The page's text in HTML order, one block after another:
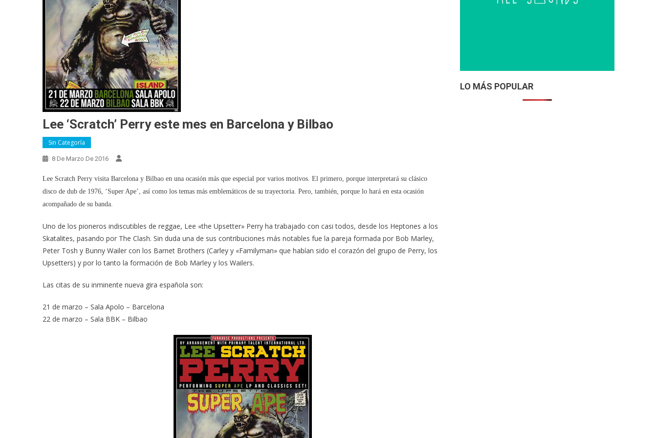
Lee ‘Scratch’ Perry este mes en Barcelona y Bilbao
Sin Categoría
8 De Marzo De 2016
Lee Scratch Perry visita Barcelona y Bilbao en una ocasión más que especial por varios motivos. El primero, porque interpretará su clásico
disco de dub de 1976, ‘Super Ape’, así como los temas más emblemáticos de su trayectoria. Pero, también, porque lo hará en esta ocasión
acompañado de su banda.
Uno de los pioneros indiscutibles de reggae, Lee «the Upsetter» Perry ha trabajado con casi todos, desde los Heptones a los
Skatalites, pasando por The Clash. Sin duda una de sus contribuciones más notables fue la pareja formada por Bob Marley,
Peter Tosh y Bunny Wailer con los Barnet Brothers (Carley y «Familyman» que habían sido el corazón del grupo de Perry, los
Upsetters) y por lo tanto la formación de Bob Marley y los Wailers.
Las citas de su inminente nueva gira española son:
21 de marzo – Sala Apolo – Barcelona
22 de marzo – Sala BBK – Bilbao
LO MÁS POPULAR